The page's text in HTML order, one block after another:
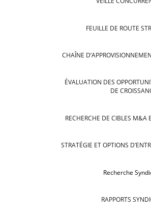
FEUILLE DE ROUTE
CHAÎNE
ÉVALUATION DES
DE
RECHERCHE DE CIBLES M&A
STRATÉGIE ET OPTIONS
Recherche
RAPPORTS